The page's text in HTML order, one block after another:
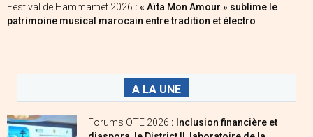
Festival de Hammamet 2026 : « Aïta Mon Amour » sublime le
patrimoine musical marocain entre tradition et électro
A LA UNE
Forums OTE 2026 : Inclusion financière et